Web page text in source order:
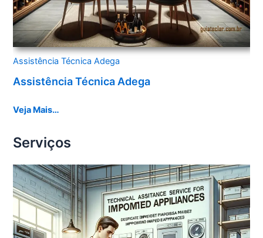
Assistência Técnica Adega
Assistência Técnica Adega
Veja Mais…
Serviços